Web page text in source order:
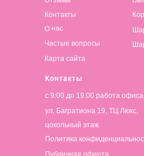
Контакты
Контакты
О нас
Частые вопросы
Карта сайта
с 9:00 до 19:00 работа офиса
ул. Багратиона 19, ТЦ Люкс,
цокольный этаж
Политика
Публичная оферта